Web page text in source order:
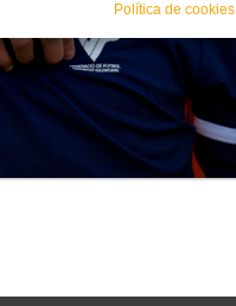
Política de cookies